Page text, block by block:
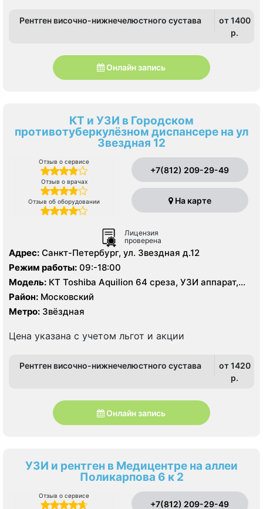
Рентген височно-нижнечелюстного сустава
от 1400
p.
Онлайн запись
КТ и УЗИ в Городском
противотуберкулёзном диспансере на ул
Звездная 12
Отзыв о сервисе
Отзыв о врачах
Отзыв об оборудовании
+7(812) 209-29-49
На карте
Лицензия
проверена
Адрес: Санкт-Петербург, ул. Звездная д.12
Режим работы: 09:-18:00
Модель: КТ Toshiba Aquilion 64 среза, УЗИ аппарат,
рентген
Район: Московский
Метро: Звёздная
Цена указана с учетом льгот и акции
Рентген височно-нижнечелюстного сустава
от 1420
p.
Онлайн запись
УЗИ и рентген в Медицентре на аллеи
Поликарпова 6 к 2
Отзыв о сервисе
+7(812) 209-29-49